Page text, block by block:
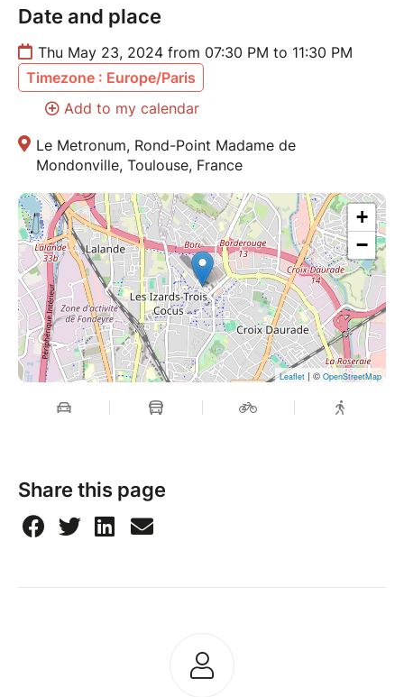
Date and place
Thu May 23, 2024 from 07:30 PM to 11:30 PM
Timezone : Europe/Paris
Add to my calendar
Le Metronum, Rond-Point Madame de
Mondonville, Toulouse, France
+
−
Leaflet | © OpenStreetMap
Share this page